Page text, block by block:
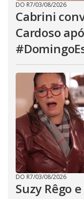
DO R7/03/08/2026
Cabrini
Cardoso
DO R7/03/08/2026
Suzy Rêgo